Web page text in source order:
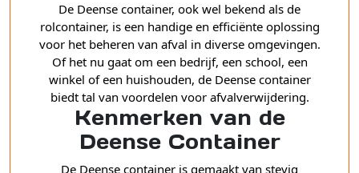
De Deense container, ook wel bekend als de
rolcontainer, is een handige en efficiënte oplossing
voor het beheren van afval in diverse omgevingen.
Of het nu gaat om een bedrijf, een school, een
winkel of een huishouden, de Deense container
biedt tal van voordelen voor afvalverwijdering.
Kenmerken van de
Deense Container
De Deense container is gemaakt van stevig